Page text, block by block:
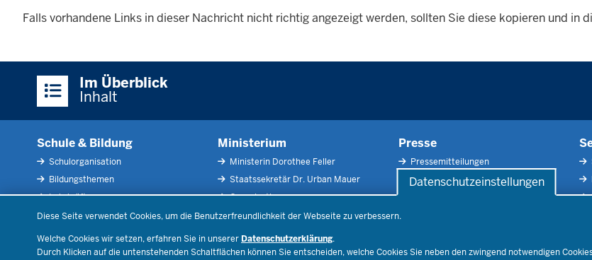
Datenschutzeinstellungen
Diese Seite verwendet Cookies, um die Benutzerfreundlichkeit der Webseite zu verbessern.
Welche Cookies wir setzen, erfahren Sie in unserer Datenschutzerklärung.
Durch Klicken auf die untenstehenden Schaltflächen können Sie entscheiden, welche Cookies Sie neben den zwingend notwendigen
Falls vorhandene Links in dieser Nachricht nicht richtig angezeigt werden, sollten Sie diese kopieren und in
Im Überblick
Inhalt
Schule & Bildung
Schulorganisation
Bildungsthemen
Lehrkräfte
Recht
Ministerium
Ministerin Dorothee Feller
Staatssekretär Dr. Urban Mauer
Organisation
Open Government
Bibliothek
Veranstaltungen
Presse
Pressemitteilungen
Pressefotos